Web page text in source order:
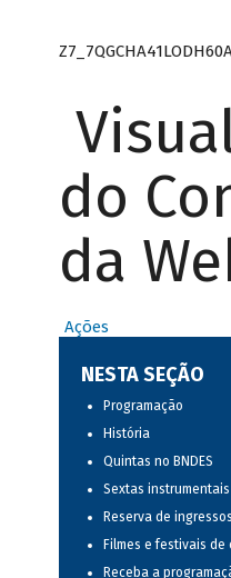
do
da
Ações
NESTA SEÇÃO
Programação
História
Quintas no BNDES
Sextas instrumentais
Reserva de ingressos
Filmes e festivais de
Receba a